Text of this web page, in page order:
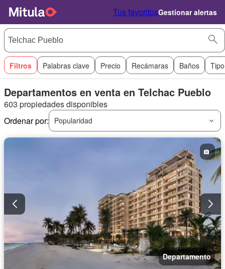
Tus favoritosGestionar alertas
Filtros Palabras clave Precio Recámaras Baños
Departamentos en venta en Telchac Pueblo
603 propiedades disponibles
Ordenar por:
Popularidad
Departamento